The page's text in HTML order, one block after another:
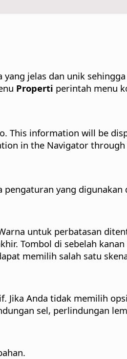
jelas dan unik
Properti perintah menu
This information will be
in the Navigator
yang
untuk perbatasan
Tombol di sebelah
memilih salah satu
Jika Anda tidak memilih
sel, perlindungan